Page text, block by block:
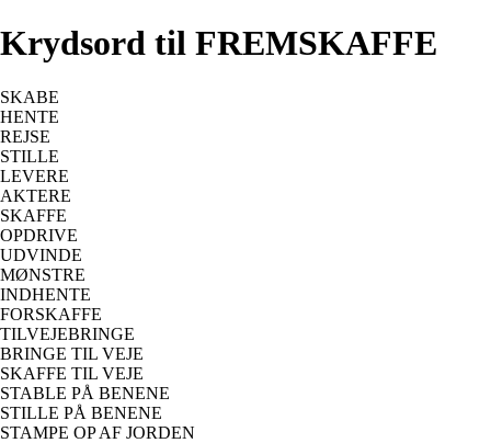
Krydsord til FREMSKAFFE
SKABE
HENTE
REJSE
STILLE
LEVERE
AKTERE
SKAFFE
OPDRIVE
UDVINDE
MØNSTRE
INDHENTE
FORSKAFFE
TILVEJEBRINGE
BRINGE TIL VEJE
SKAFFE TIL VEJE
STABLE PÅ BENENE
STILLE PÅ BENENE
STAMPE OP AF JORDEN